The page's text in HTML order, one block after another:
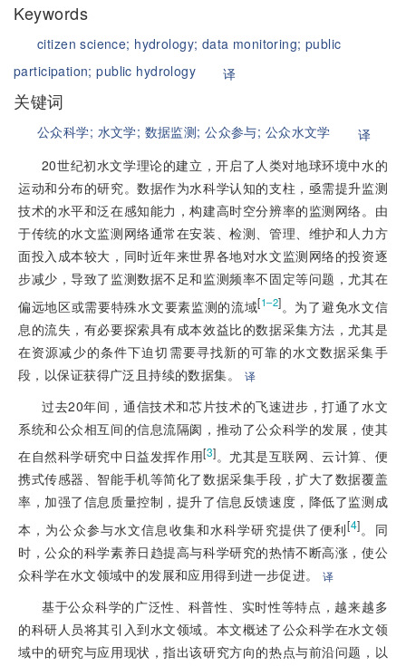
Keywords
citizen science; hydrology; data monitoring; public
participation;public hydrology 译
关键词
公众科学; 水文学; 数据监测;公众参与; 公众水文学
译
20世纪初水文学理论的建立，开启了人类对地球环境中水的
运动和分布的研究。数据作为水科学认知的支柱，亟需提升监测
技术的水平和泛在感知能力，构建高时空分辨率的监测网络。由
于传统的水文监测网络通常在安装、检测、管理、维护和人力方
面投入成本较大，同时近年来世界各地对水文监测网络的投资逐
步减少，导致了监测数据不足和监测频率不固定等问题，尤其在
偏远地区或需要特殊水文要素监测的流域[1–2]。为了避免水文信
息的流失，有必要探索具有成本效益比的数据采集方法，尤其是
在资源减少的条件下迫切需要寻找新的可靠的水文数据采集手
段，以保证获得广泛且持续的数据集。
译
过去20年间，通信技术和芯片技术的飞速进步，打通了水文
系统和公众相互间的信息流隔阂，推动了公众科学的发展，使其
在自然科学研究中日益发挥作用[3]。尤其是互联网、云计算、便
携式传感器、智能手机等简化了数据采集手段，扩大了数据覆盖
率，加强了信息质量控制，提升了信息反馈速度，降低了监测成
本，为公众参与水文信息收集和水科学研究提供了便利[4]。同
时，公众的科学素养日趋提高与科学研究的热情不断高涨，使公
众科学在水文领域中的发展和应用得到进一步促进。译
基于公众科学的广泛性、科普性、实时性等特点，越来越多
的科研人员将其引入到水文领域。本文概述了公众科学在水文领
域中的研究与应用现状，指出该研究方向的热点与前沿问题，以